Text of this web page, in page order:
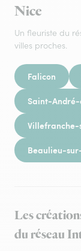
Nice
Un fleuriste du
villes proches.
Falicon
Saint-
Beaulieu-
Les
du réseau